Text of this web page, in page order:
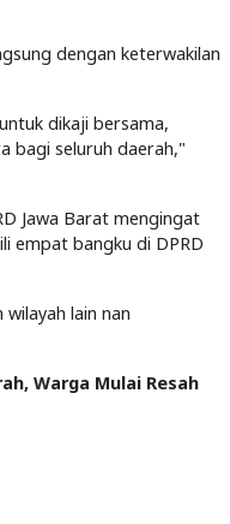
dengan keterwakilan
dikaji bersama,
bagi seluruh daerah,"
Jawa Barat mengingat
empat bangku di DPRD
lain nan
Warga Mulai Resah